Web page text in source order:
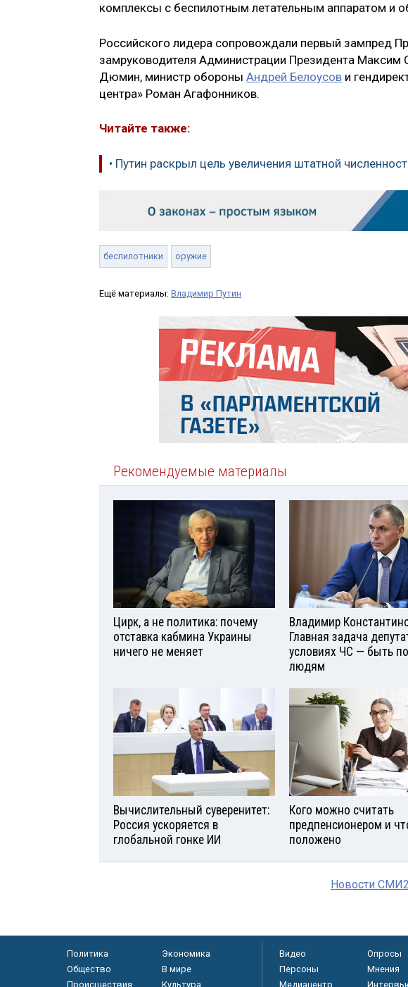
комплексы с беспилотным летательным аппаратом и
Российского лидера сопровождали первый зампред
замруководителя Администрации Президента
Дюмин, министр обороны Андрей Белоусов и
центра» Роман Агафонников.
Читайте также:
• Путин раскрыл цель увеличения штатной
беспилотники оружие
Ещё материалы: Владимир Путин
Рекомендуемые материалы
Цирк, а не политика: почему
отставка кабмина Украины
ничего не меняет
Владимир
Главная задача
условиях ЧС — быть
людям
Вычислительный суверенитет:
Россия ускоряется в
глобальной гонке ИИ
Кого можно считать
предпенсионером и
положено
Новости СМИ2
Политика
Экономика
Общество
В мире
Происшествия
Культура
Видео Опросы
Персоны
Мнения
Медиацентр